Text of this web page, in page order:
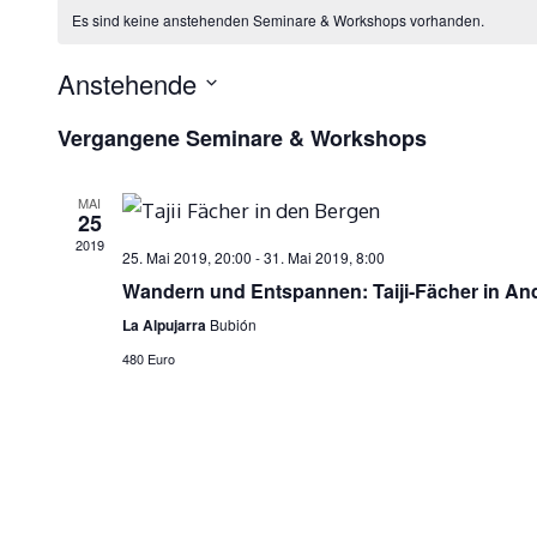
Es sind keine anstehenden Seminare & Workshops vorhanden.
Anstehende
wählen.
Vergangene Seminare & Workshops
MAI
25
2019
25. Mai 2019, 20:00 -31. Mai 2019, 8:00
Wandern und Entspannen: Taiji-Fächer in
La Alpujarra Bubión
480 Euro